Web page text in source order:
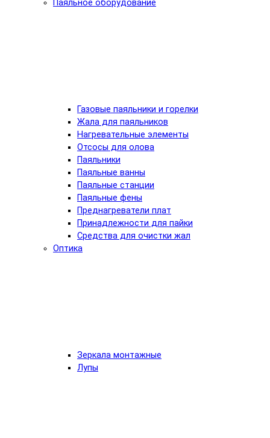
Паяльное оборудование
Газовые паяльники и горелки
Жала для паяльников
Нагревательные элементы
Отсосы для олова
Паяльники
Паяльные ванны
Паяльные станции
Паяльные фены
Преднагреватели плат
Принадлежности для пайки
Средства для очистки жал
Оптика
Зеркала монтажные
Лупы